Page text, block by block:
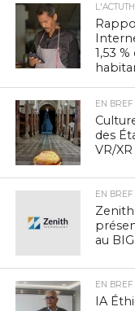
1,53
EN BREF
des
VR/
EN BREF
au
EN BREF
IA